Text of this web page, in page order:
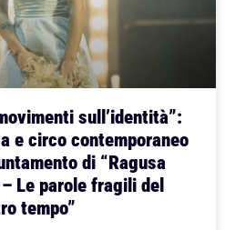
sull’identità”:
e circo contemporaneo
di “Ragusa
Le parole fragili del
tempo”